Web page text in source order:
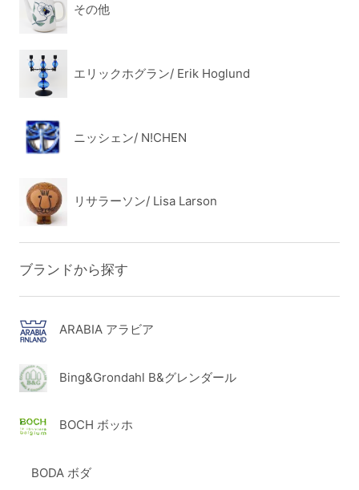
その他
エリックホグラン/ Erik Hoglund
ニッシェン/ N!CHEN
リサラーソン/ Lisa Larson
ブランドから探す
ARABIA アラビア
Bing&Grondahl B&グレンダール
BOCH ボッホ
BODA ボダ